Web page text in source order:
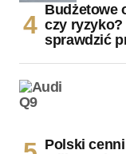
Budżetowe
czy
sprawdzić
Polski